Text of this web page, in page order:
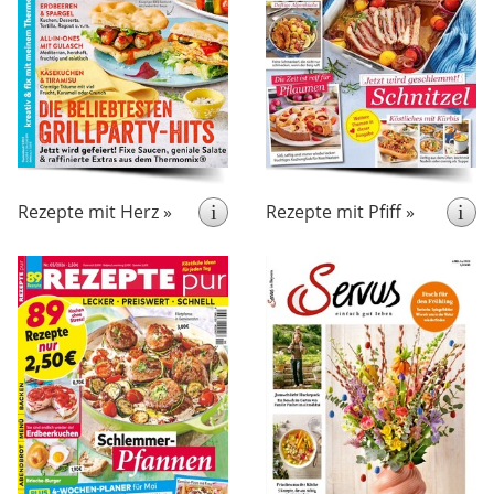
Rezepte mit Herz » i
einfachen und kreativen
Thermomix® Rezepten für
jeden Anlass.
Nützliche
Informationen und Tipps
rund ums Kochen und
Backen tragen dazu bei,
dass die Umsetzung in der
Küche gelingt.
Rezepte mit Pfiff » i
für jeden machbar sind
–
abgestimmt auf die
jeweilige Jahreszeit. Zudem
gibt es Einkaufstipps,
Lebensmittelbeschreibung
und Warenkunde, Step-by-
Step-Fotos und schöne
Dekotipps.
erscheint monatlich
Rezepte pur ist die
Zeitschrift für alle, die
preiswerte Gerichte für den
Alltag schnell und effizient
zubereiten möchten.
Die
Rezeptsammlung liefert
immer wieder neue
erscheint monatlich
Das Monatsmagazin
Servus
widmet sich allen schönen
Dingen des Lebens:
Essen &
Trinken, Natur & Garten,
Land & Leute, Wohnen
sowie Brauchtum. All dies
stets auf die passende